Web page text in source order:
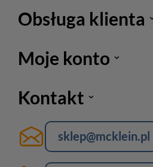
Obsługa klienta
Moje konto
Kontakt
sklep@mcklein.pl